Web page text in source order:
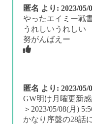
匿名 より: 2023/05/
やったエイミー戦
うれしいうれしい
努がんばえー
匿名 より: 2023/05/
GW明け月曜更新感
＞2023/05/08(月)
かなり序盤の28話